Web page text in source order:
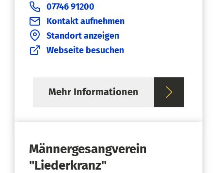
07746 91200
Kontakt aufnehmen
Standort anzeigen
Webseite besuchen
Mehr Informationen
Männergesangverein
"Liederkranz"